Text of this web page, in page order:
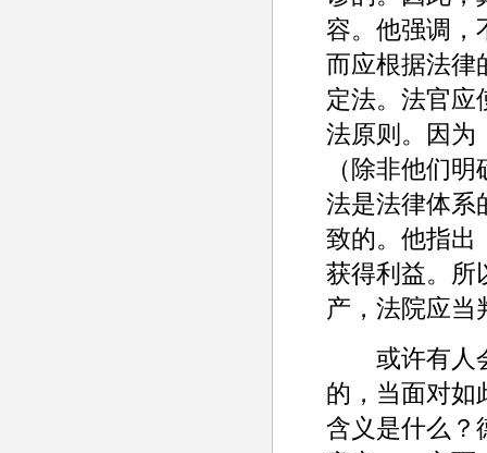
容。他强调，
而应根据法律
定法。法官应
法原则。因为
（除非他们
法是法律体系
致的。他指出
获得利益。所
产，法院应当
或许有人会
的，当面对如
含义是什么？